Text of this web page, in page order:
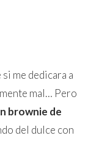
me dedicara a
mal… Pero
brownie de
del dulce con